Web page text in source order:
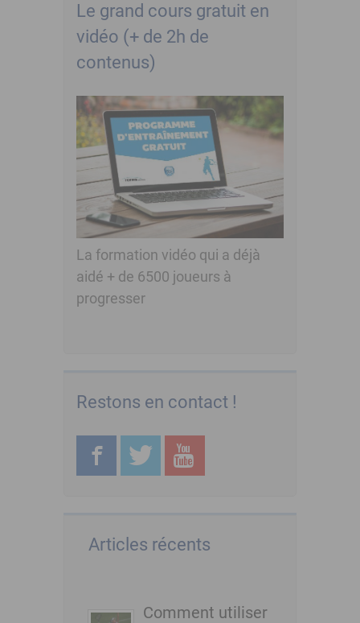
Le grand cours gratuit en
vidéo (+ de 2h de
contenus)
La formation vidéo qui a déjà
aidé + de 6500 joueurs à
progresser
Restons en contact !
Articles récents
Comment utiliser